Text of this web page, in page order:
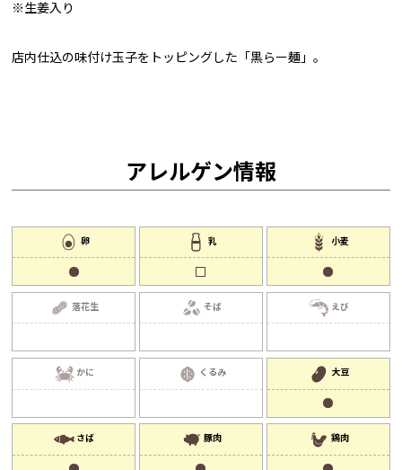
※生姜入り
店内仕込の味付け玉子をトッピングした「黒らー麺」。
アレルゲン情報
卵 乳 小麦
落花生 そば えび
かに くるみ 大豆
さば 豚肉 鶏肉